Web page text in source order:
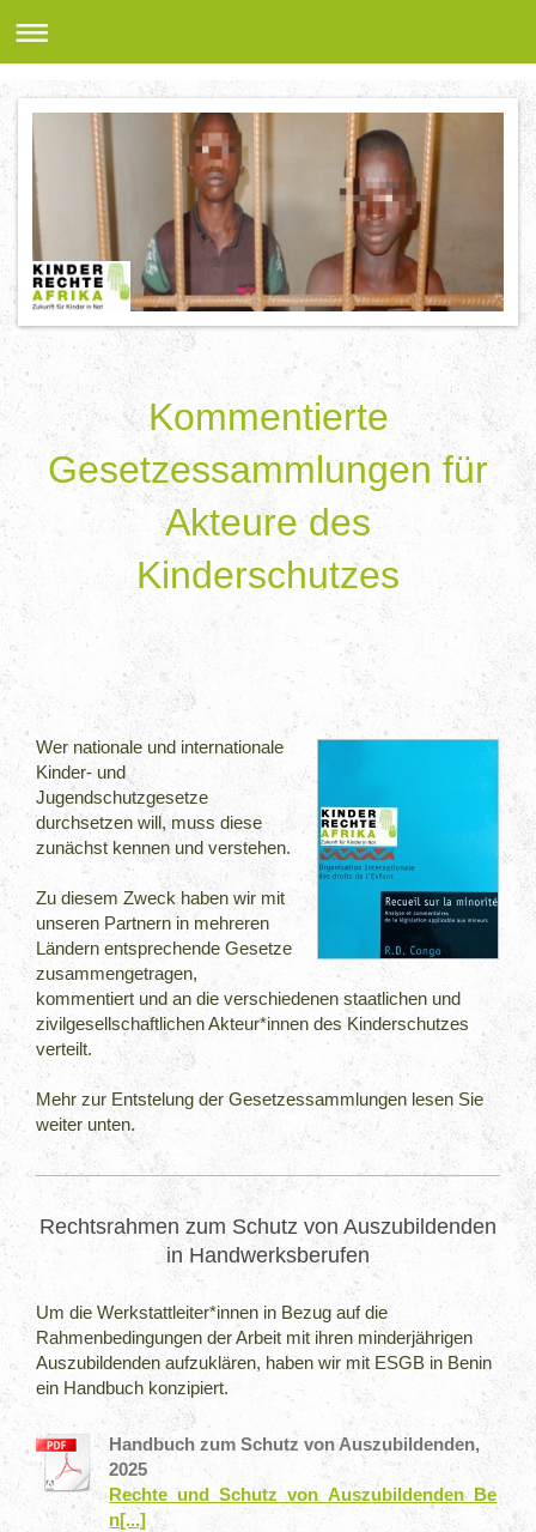
Kommentierte
Gesetzessammlungen für
Akteure des
Kinderschutzes
Wer nationale und internationale
Kinder- und
Jugendschutzgesetze
durchsetzen will, muss diese
zunächst kennen und verstehen.
Zu diesem Zweck haben wir mit
unseren Partnern in mehreren
Ländern entsprechende Gesetze
zusammengetragen,
kommentiert und an die verschiedenen staatlichen und
zivilgesellschaftlichen Akteur*innen des Kinderschutzes
verteilt.
Mehr zur Entstelung der Gesetzessammlungen lesen Sie
weiter unten.
Rechtsrahmen zum Schutz von Auszubildenden
in Handwerksberufen
Um die Werkstattleiter*innen in Bezug auf die
Rahmenbedingungen der Arbeit mit ihren minderjährigen
Auszubildenden aufzuklären, haben wir mit ESGB in Benin
ein Handbuch konzipiert.
Handbuch zum Schutz von Auszubildenden,
2025
Rechte_und_Schutz_von_Auszubildenden_Be
n[...]